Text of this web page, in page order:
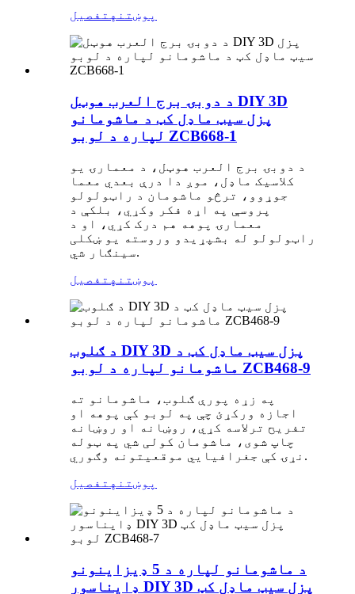
پوښتنه تفصیل
د دوبۍ برج العرب هوټل DIY 3D
پزل سیټ ماډل کټ د ماشومانو
لپاره د لوبو ZCB668-1
د دوبۍ برج العرب هوټل، د معمارۍ یو
کلاسیک ماډل، موږ دا درې بعدي معما
جوړوو، ترڅو ماشومان د راټولولو
پروسې په اړه فکر وکړي، بلکې د
معمارۍ پوهه هم درک کړي، او د
راټولولو له بشپړیدو وروسته یو ښکلی
سینګار شي.
پوښتنه تفصیل
د ګلوب DIY 3D پزل سیټ ماډل کټ د
ماشومانو لپاره د لوبو ZCB468-9
په زړه پورې ګلوب، ماشومانو ته
اجازه ورکړئ چې په لوبو کې پوهه او
تفریح ​​ترلاسه کړي، روښانه او روښانه
چاپ شوی، ماشومان کولی شي په ټوله
نړۍ کې جغرافیایي موقعیتونه وګوري.
پوښتنه تفصیل
د ماشومانو لپاره د 5 ډیزاینونو
ډایناسور DIY 3D پزل سیټ ماډل کټ